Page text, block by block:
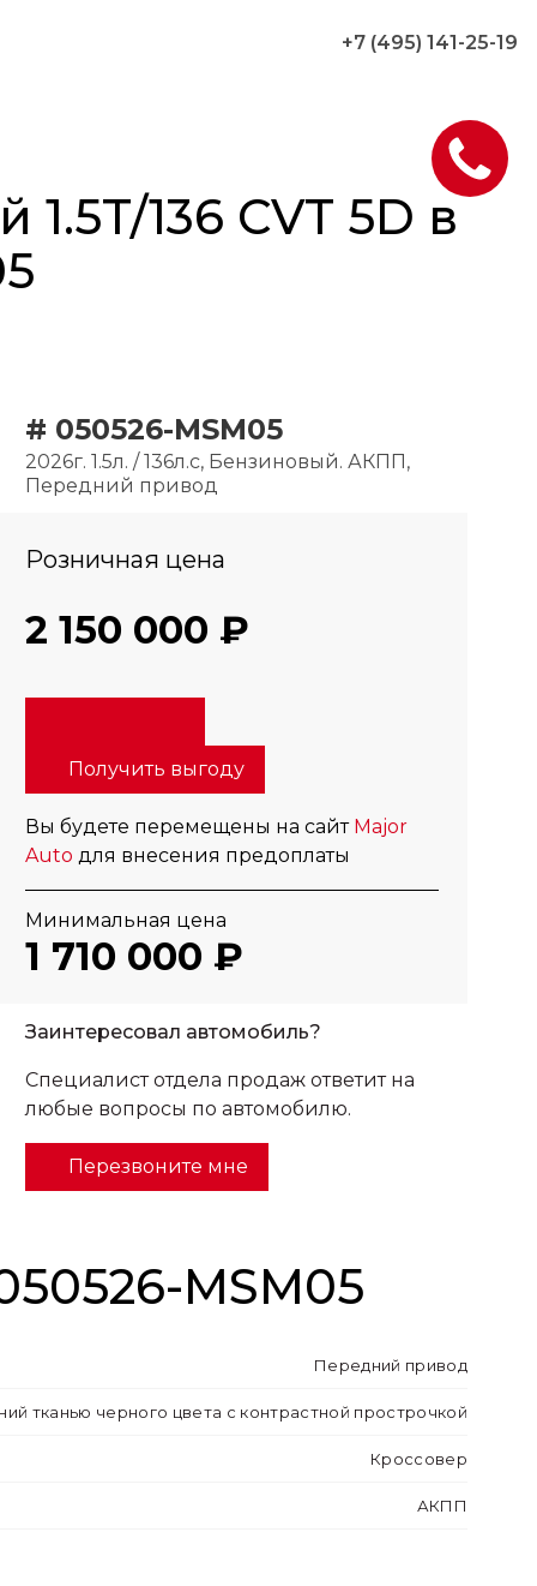
+7 (495) 141-25-19
136 CVT 5D в
# 050526-MSM05
2026г. 1.5л. / 136л.с, Бензиновый. АКПП,
Передний привод
Розничная цена
2 150 000 ₽
Получить выгоду
Вы будете перемещены на сайт Major
Auto для внесения предоплаты
Минимальная цена
1 710 000 ₽
Заинтересовал автомобиль?
Специалист отдела продаж ответит на
любые вопросы по автомобилю.
Перезвоните мне
MSM05
Передний привод
тканью черного цвета с контрастной прострочкой
Кроссовер
АКПП